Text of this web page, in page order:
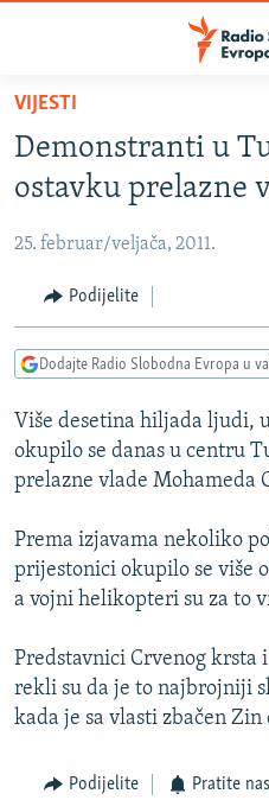
Pređite
glavni
sadržaj
na
navigaciju
Pređite
na
BOSNA I HERCEGOVINA
KOSOVO
CRNA GORA
VIDEO
FOTOGALERIJE
INFOGRAFIKE
PODCASTI
RAT U UKRAJINI
KINA NA BALKANU
ISPRIČAJ MI
DNEVNO@RSE
VIŠE OD NASLOVA
GENOCID U SREBRENICI
PRATITE NAS
VIJESTI
Demonstranti u
ostavku prelazne
25. februar/veljača, 2011.
Podijelite
Dodajte Radio Slobodna Evropa u
Više desetina hiljada ljudi,
okupilo se danas u centru
prelazne vlade Mohameda
Prema izjavama nekoliko
prijestonici okupilo se više
a vojni helikopteri su za to
Predstavnici Crvenog krsta
rekli su da je to najbrojniji
kada je sa vlasti zbačen
Podijelite Pratite nas